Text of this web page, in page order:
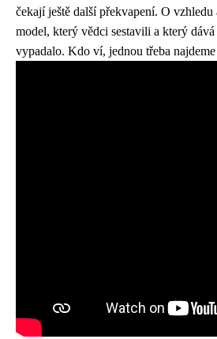
čekají ještě další překvapení. O
model, který vědci sestavili a který
vypadalo. Kdo ví, jednou třeba